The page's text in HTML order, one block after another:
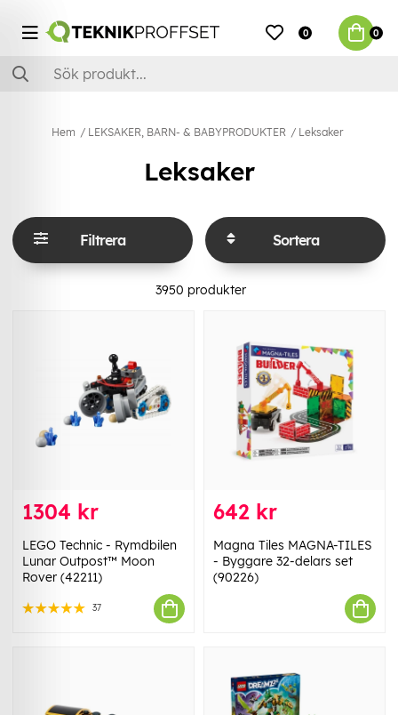
0 0
Hem LEKSAKER, BARN- & BABYPRODUKTER Leksaker
Leksaker
Filtrera Sortera
3950 produkter
1304 kr
LEGO Technic - Rymdbilen
Lunar Outpost™ Moon
Rover (42211)
37
642 kr
Magna Tiles MAGNA-TILES
- Byggare 32-delars set
(90226)